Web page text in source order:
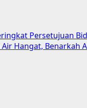
Persetujuan
Hangat, Benarkah